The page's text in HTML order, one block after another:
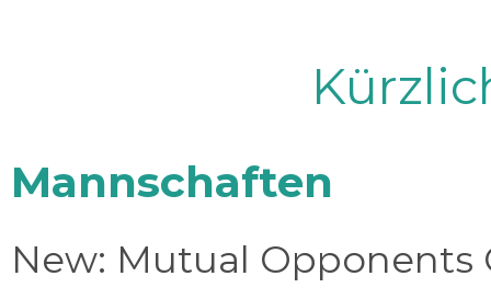
Mannschaften
New: Mutual Opponents